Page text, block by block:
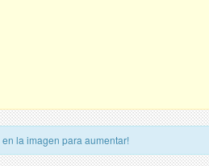
en la imagen para aumentar!